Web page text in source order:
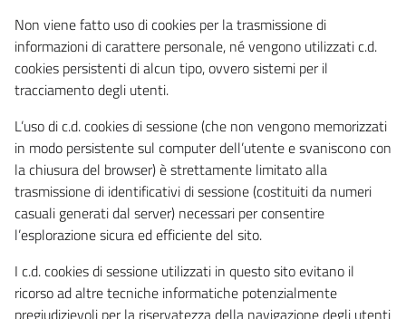
Non viene fatto uso di cookies per la trasmissione di
informazioni di carattere personale, né vengono utilizzati c.d.
cookies persistenti di alcun tipo, ovvero sistemi per il
tracciamento degli utenti.
L’uso di c.d. cookies di sessione (che non vengono memorizzati
in modo persistente sul computer dell’utente e svaniscono con
la chiusura del browser) è strettamente limitato alla
trasmissione di identificativi di sessione (costituiti da numeri
casuali generati dal server) necessari per consentire
l’esplorazione sicura ed efficiente del sito.
I c.d. cookies di sessione utilizzati in questo sito evitano il
ricorso ad altre tecniche informatiche potenzialmente
pregiudizievoli per la riservatezza della navigazione degli utenti